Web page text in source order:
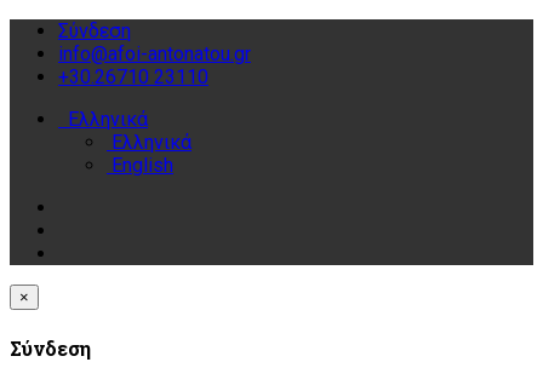
Σύνδεση
info@afoi-antonatou.gr
+30.26710 23110
Ελληνικά
Ελληνικά
English
×
Σύνδεση